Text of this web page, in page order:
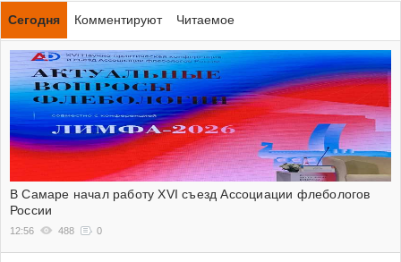
Сегодня Комментируют Читаемое
В Самаре начал работу XVI съезд Ассоциации флебологов
России
12:56 488 0